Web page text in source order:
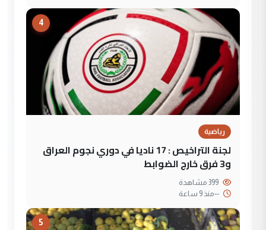
4
رياضية
لجنة التراخيص : 17 ناديا في دوري نجوم العراق
و3 فرق خارج الضوابط
--منذ 9 ساعة
5